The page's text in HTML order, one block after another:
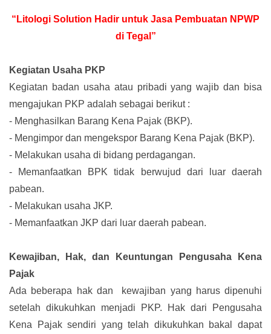
“Litologi Solution Hadir untuk Jasa Pembuatan NPWP
di Tegal”
Kegiatan Usaha PKP
Kegiatan badan usaha atau pribadi yang wajib dan bisa
mengajukan PKP adalah sebagai berikut :
- Menghasilkan Barang Kena Pajak (BKP).
- Mengimpor dan mengekspor Barang Kena Pajak (BKP).
- Melakukan usaha di bidang perdagangan.
-
Memanfaatkan BPK tidak berwujud dari luar daerah
pabean.
- Melakukan usaha JKP.
- Memanfaatkan JKP dari luar daerah pabean.
Kewajiban, Hak, dan Keuntungan Pengusaha Kena
Pajak
Ada beberapa hak dan kewajiban yang harus dipenuhi
setelah dikukuhkan menjadi PKP. Hak dari Pengusaha
Kena Pajak sendiri yang telah dikukuhkan bakal dapat